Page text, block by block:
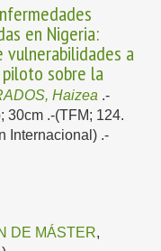
en Nigeria:
vulnerabilidades a
sobre la
Haizea .-
30cm .-(TFM; 124.
Internacional) .-
DE MÁSTER,